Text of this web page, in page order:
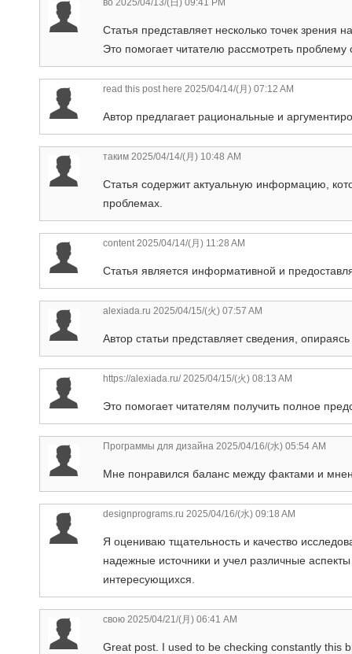
во 2025/04/13/(日) 09:41 PM
Статья представляет несколько точек зрения
Это помогает читателю рассмотреть
read this post here 2025/04/14/(月) 07:12 AM
Автор предлагает рациональные и
таким 2025/04/14/(月) 10:48 AM
Статья содержит актуальную информацию,
проблемах.
content2025/04/14/(月) 11:28 AM
Статья является информативной и
alexiada.ru 2025/04/15/(火) 07:57 AM
Автор статьи представляет сведения,
https://alexiada.ru/2025/04/15/(火) 08:13 AM
Это помогает читателям получить полное
Программы для дизайна 2025/04/16/(水) 05:54 AM
Мне понравился баланс между фактами и
designprograms.ru 2025/04/16/(水) 09:18 AM
Я оцениваю тщательность и качество
надежные источники и учел различные
интересующихся.
свою 2025/04/21/(月) 06:41 AM
Great post. I used to be checking constantly this